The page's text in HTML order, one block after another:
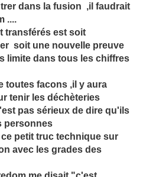
dans la fusion ,il faudrait
....
transférés est soit
soit une nouvelle preuve
limite dans tous les chiffres
toutes facons ,il y aura
tenir les déchèteries
pas sérieux de dire qu'ils
personnes
petit truc technique sur
avec les grades des